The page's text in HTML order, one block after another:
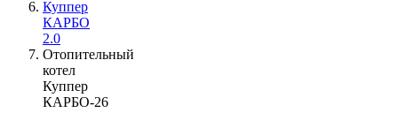
Куппер
КАРБО
2.0
Отопительный
котел
Куппер
КАРБО-26